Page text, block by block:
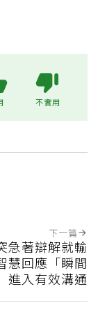
不實用
下一篇
急著辯解就輸
慧回應「瞬間
進入有效溝通